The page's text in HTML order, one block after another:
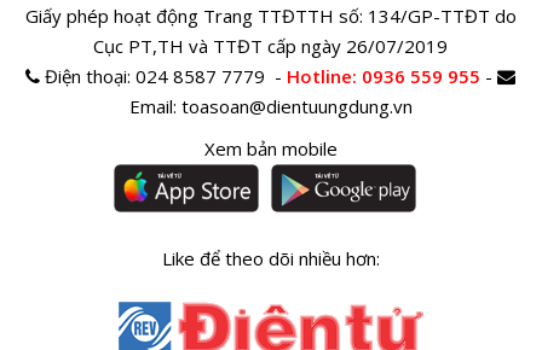
Giấy phép hoạt động Trang TTĐTTH số: 134/GP-TTĐT do
Cục PT,TH và TTĐT cấp ngày 26/07/2019
Điện thoại:024 8587 7779 - Hotline: 0936 559 955 -
Email: toasoan@dientuungdung.vn
Xem bản mobile
Like để theo dõi nhiều hơn: